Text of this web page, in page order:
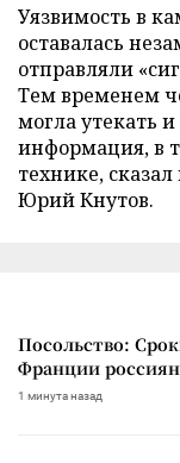
Уязвимость в
оставалась
отправляли
Тем временем
могла утекать
информация, в
технике,
Юрий Кнутов.
Посольство:
Франции
1 минута назад